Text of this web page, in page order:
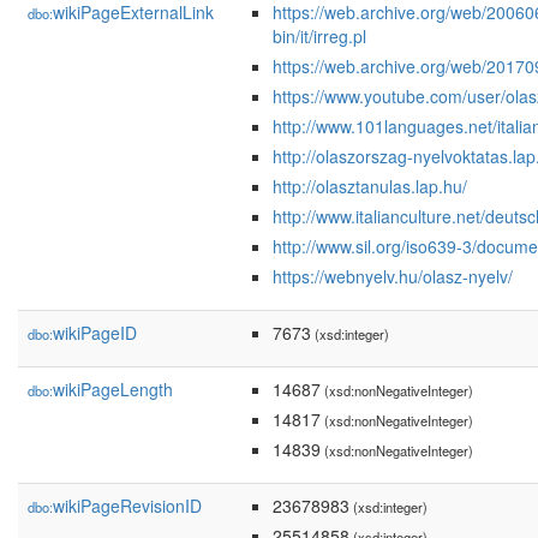
dbo:wikiPageExternalLink
https://web.archive.org/web/
bin/it/irreg.pl
https://web.archive.org/web/
https://www.youtube.com/user/
http://www.101languages.net/
http://olaszorszag-
http://olasztanulas.lap.hu/
http://www.italianculture.net/
http://www.sil.org/iso639-3/
https://webnyelv.hu/olasz-nyelv/
dbo:wikiPageID 7673 (xsd:integer)
dbo:wikiPageLength 14687(xsd:nonNegativeInteger)
14817(xsd:nonNegativeInteger)
14839 (xsd:nonNegativeInteger)
dbo:wikiPageRevisionID 23678983 (xsd:integer)